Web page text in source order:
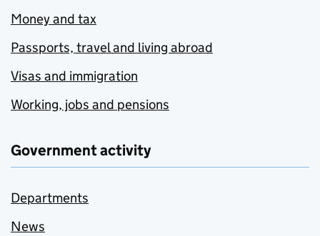
Money and tax
Passports, travel and living abroad
Visas and immigration
Working, jobs and pensions
Government activity
Departments
News